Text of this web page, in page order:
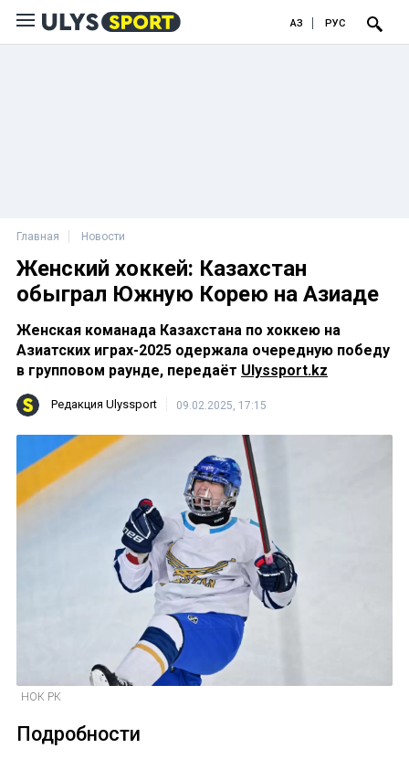
ҚАЗ РУС
Главная Новости
Женский хоккей: Казахстан
обыграл Южную Корею на Азиаде
Женская команада Казахстана по хоккею на
Азиатских играх-2025 одержала очередную победу
в групповом раунде, передаёт Ulyssport.kz
Редакция Ulyssport 09.02.2025, 17:15
НОК РК
Подробности